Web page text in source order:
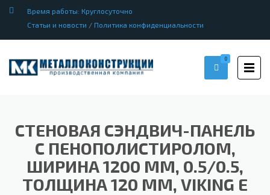
Время работы: Круглосуточно
Статьи и новости / Политика конфиденциальности
0
СТЕНОВАЯ СЭНДВИЧ-ПАНЕЛЬ
С ПЕНОПОЛИСТИРОЛОМ,
ШИРИНА 1200 ММ, 0.5/0.5,
ТОЛЩИНА 120 ММ, VIKING E